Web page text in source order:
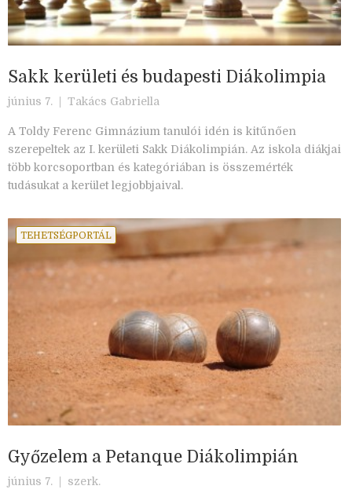
Sakk kerületi és budapesti Diákolimpia
június 7. | Takács Gabriella
A Toldy Ferenc Gimnázium tanulói idén is kitűnően
szerepeltek az I. kerületi Sakk Diákolimpián. Az iskola diákjai
több korcsoportban és kategóriában is összemérték
tudásukat a kerület legjobbjaival.
TEHETSÉGPORTÁL
Győzelem a Petanque Diákolimpián
június 7. | szerk.